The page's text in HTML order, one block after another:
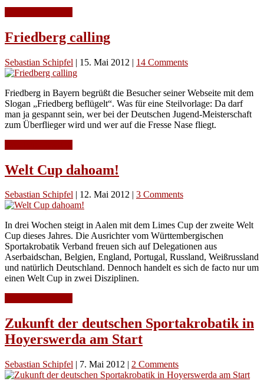
Friedberg calling
Sebastian Schipfel | 15. Mai 2012 | 14 Comments
Friedberg in Bayern begrüßt die Besucher seiner Webseite mit dem
Slogan „Friedberg beflügelt“. Was für eine Steilvorlage: Da darf
man ja gespannt sein, wer bei der Deutschen Jugend-Meisterschaft
zum Überflieger wird und wer auf die Fresse Nase fliegt.
Welt Cup dahoam!
Sebastian Schipfel 12. Mai 2012 3 Comments
In drei Wochen steigt in Aalen mit dem Limes Cup der zweite Welt
Cup dieses Jahres. Die Ausrichter vom Württembergischen
Sportakrobatik Verband freuen sich auf Delegationen aus
Aserbaidschan, Belgien, England, Portugal, Russland, Weißrussland
und natürlich Deutschland. Dennoch handelt es sich de facto nur um
einen Welt Cup in zwei Disziplinen.
Zukunft der deutschen Sportakrobatik in
Hoyerswerda am Start
Sebastian Schipfel | 7. Mai 2012 | 2 Comments